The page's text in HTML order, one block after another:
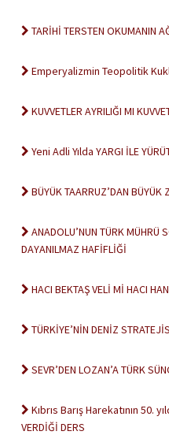
TARİHİ TERSTEN OKUMANIN
Emperyalizmin Teopolitik
KUVVETLER AYRILIĞI MI
Yeni Adli Yılda YARGI İLE
BÜYÜK TAARRUZ’DAN BÜYÜK
ANADOLU’NUN TÜRK MÜHRÜ
DAYANILMAZ HAFİFLİĞİ
HACI BEKTAŞ VELİ Mİ HACI
TÜRKİYE’NİN DENİZ
SEVR’DEN LOZAN’A TÜRK
Kıbrıs Barış Harekatının 50.
VERDİĞİ DERS